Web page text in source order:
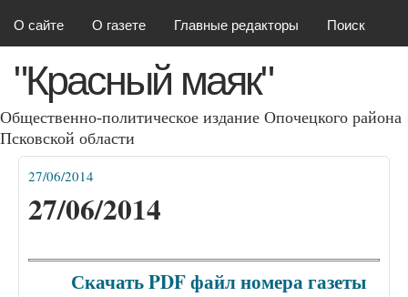
О сайте О газете Главные редакторы Поиск
"Красный маяк"
Общественно-политическое издание Опочецкого района
Псковcкой области
Вы здесь
27/06/2014
27/06/2014
Скачать PDF файл номера газеты